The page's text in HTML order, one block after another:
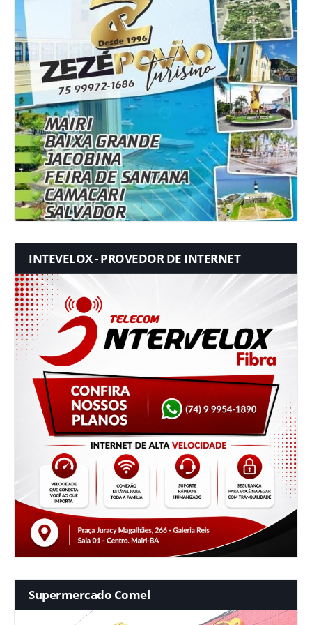
INTEVELOX - PROVEDOR DE INTERNET
Supermercado Comel